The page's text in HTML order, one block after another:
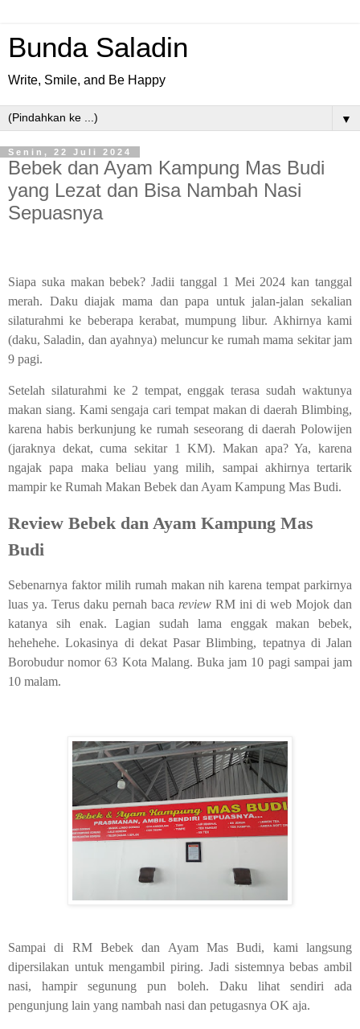
Bunda Saladin
Write, Smile, and Be Happy
▼
Senin, 22 Juli 2024
Bebek dan Ayam Kampung Mas Budi
yang Lezat dan Bisa Nambah Nasi
Sepuasnya
Siapa suka makan bebek? Jadii tanggal 1 Mei 2024 kan tanggal
merah. Daku diajak mama dan papa untuk jalan-jalan sekalian
silaturahmi ke beberapa kerabat, mumpung libur. Akhirnya kami
(daku, Saladin, dan ayahnya) meluncur ke rumah mama sekitar jam
9 pagi.
Setelah silaturahmi ke 2 tempat, enggak terasa sudah waktunya
makan siang. Kami sengaja cari tempat makan di daerah Blimbing,
karena habis berkunjung ke rumah seseorang di daerah Polowijen
(jaraknya dekat, cuma sekitar 1 KM). Makan apa? Ya, karena
ngajak papa maka beliau yang milih, sampai akhirnya tertarik
mampir ke Rumah Makan Bebek dan Ayam Kampung Mas Budi.
Review Bebek dan Ayam Kampung Mas
Budi
Sebenarnya faktor milih rumah makan nih karena tempat parkirnya
luas ya. Terus daku pernah baca review RM ini di web Mojok dan
katanya sih enak. Lagian sudah lama enggak makan bebek,
hehehehe. Lokasinya di dekat Pasar Blimbing, tepatnya di Jalan
Borobudur nomor 63 Kota Malang. Buka jam 10 pagi sampai jam
10 malam.
Sampai di RM Bebek dan Ayam Mas Budi, kami langsung
dipersilakan untuk mengambil piring. Jadi sistemnya bebas ambil
nasi, hampir segunung pun boleh. Daku lihat sendiri ada
pengunjung lain yang nambah nasi dan petugasnya OK aja.